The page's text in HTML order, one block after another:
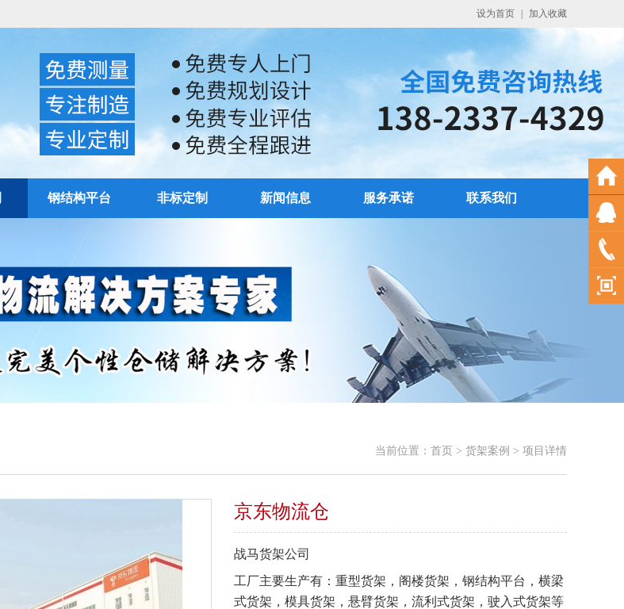
设为首页 加入收藏
钢结构平台 非标定制 新闻信息 服务承诺 联系我们
当前位置： 首页 > 货架案例 > 项目详情
京东物流仓
战马货架公司
工厂主要生产有：重型货架， 阁楼货架 ，钢结构平台，横梁
式货架， 模具货架 ， 悬臂货架 ，流利式货架，驶入式货架等